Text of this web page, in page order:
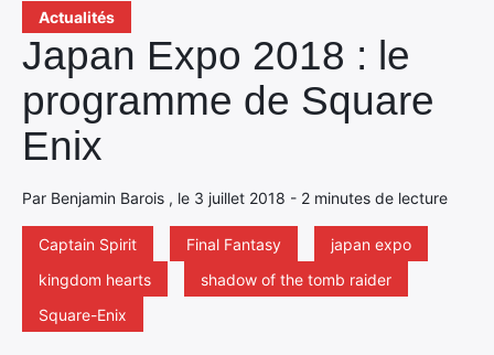
Actualités
Japan Expo 2018 : le
programme de Square
Enix
Par Benjamin Barois , le 3 juillet 2018 - 2 minutes de lecture
Captain Spirit Final Fantasy
japan expo
kingdom hearts
shadow of the tomb raider
Square-Enix